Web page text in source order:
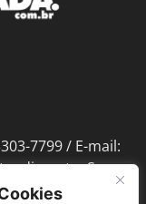
7799 / E-mail:
Seg a
de Abreu, 889